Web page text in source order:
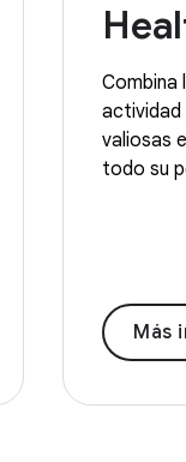
Combina
actividad
valiosas
todo su
Más